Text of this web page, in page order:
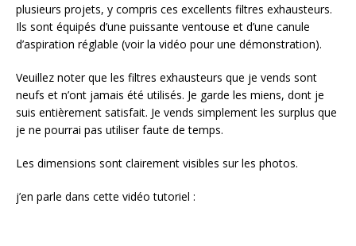
plusieurs projets, y compris ces excellents filtres exhausteurs.
Ils sont équipés d’une puissante ventouse et d’une canule
d’aspiration réglable (voir la vidéo pour une démonstration).
Veuillez noter que les filtres exhausteurs que je vends sont
neufs et n’ont jamais été utilisés. Je garde les miens, dont je
suis entièrement satisfait. Je vends simplement les surplus que
je ne pourrai pas utiliser faute de temps.
Les dimensions sont clairement visibles sur les photos.
j’en parle dans cette vidéo tutoriel :